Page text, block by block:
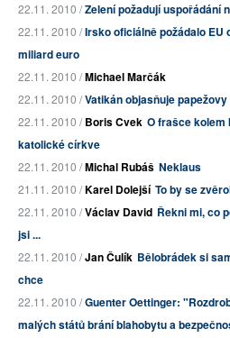
22.11. 2010 /Zelení požadují uspořádání
22.11. 2010 /Irsko oficiálně požádalo
miliard euro
22.11. 2010 /Michael Marčák
22.11. 2010 /Vatikán objasňuje
22.11. 2010 /Boris Cvek O frašce kolem
katolické církve
22.11. 2010 /Michal Rubáš Neklaus
21.11. 2010 /Karel Dolejší To by se
22.11. 2010 /Václav David Řekni mi, co
jsi ...
22.11. 2010 /Jan Čulík Bělobrádek si
chce
22.11. 2010 /Guenter Oettinger:
malých států brání blahobytu a